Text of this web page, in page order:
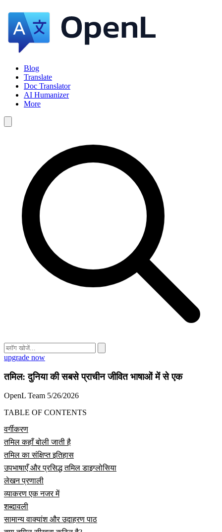
Blog
Translate
Doc Translator
AI Humanizer
More
upgrade now
तमिल: दुनिया की सबसे प्राचीन जीवित भाषाओं में से एक
OpenL Team 5/26/2026
TABLE OF CONTENTS
वर्गीकरण
तमिल कहाँ बोली जाती है
तमिल का संक्षिप्त इतिहास
उपभाषाएँ और प्रसिद्ध तमिल डाइग्लोसिया
लेखन प्रणाली
व्याकरण एक नजर में
शब्दावली
सामान्य वाक्यांश और उदाहरण पाठ